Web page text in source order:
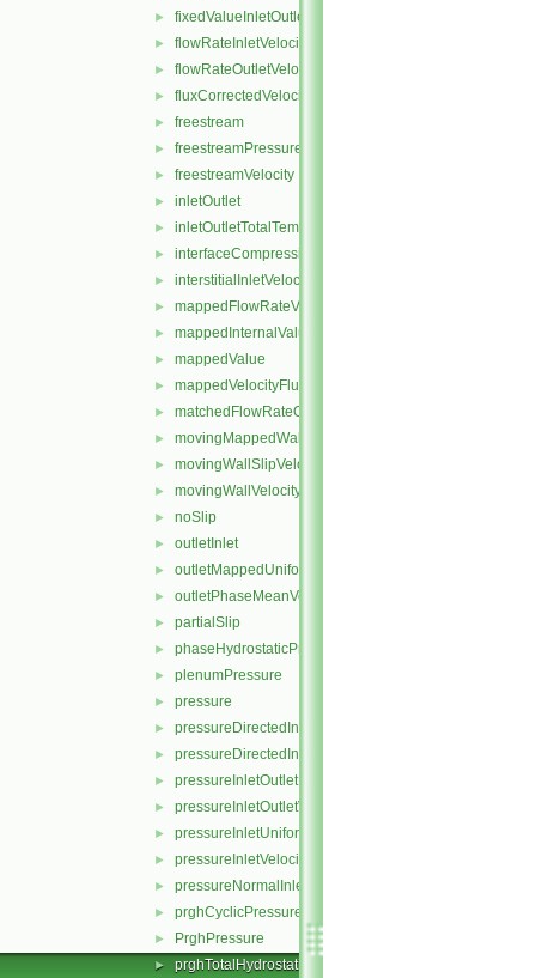
► fixedValueInletOutlet
► flowRateInletVelocity
► flowRateOutletVelocity
► fluxCorrectedVelocity
► freestream
► freestreamPressure
► freestreamVelocity
► inletOutlet
► inletOutletTotalTemperature
► interfaceCompression
► interstitialInletVelocity
► mappedFlowRateVelocity
► mappedInternalValue
► mappedValue
► mappedVelocityFlux
► matchedFlowRateOutletVelocity
► movingMappedWallVelocity
► movingWallSlipVelocity
► movingWallVelocity
► noSlip
► outletInlet
► outletMappedUniformInlet
► outletPhaseMeanVelocity
► partialSlip
► phaseHydrostaticPressure
► plenumPressure
► pressure
► pressureDirectedInletOutletVelocity
► pressureDirectedInletVelocity
► pressureInletOutletParSlipVelocity
► pressureInletOutletVelocity
► pressureInletUniformVelocity
► pressureInletVelocity
► pressureNormalInletOutletVelocity
► prghCyclicPressure
► PrghPressure
► prghTotalHydrostaticPressure